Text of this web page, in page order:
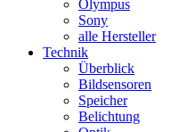
Olympus
Sony
alle Hersteller
Technik
Überblick
Bildsensoren
Speicher
Belichtung